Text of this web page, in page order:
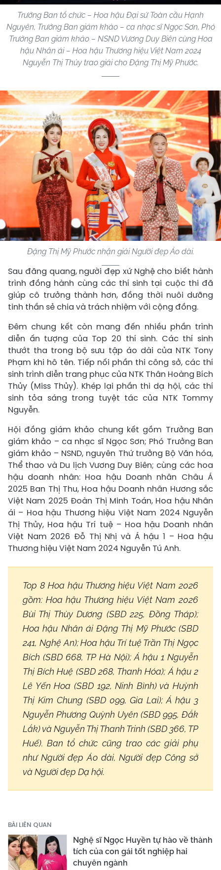
Trưởng Ban tổ chức – Hoa hậu Đại sứ Toàn cầu Hạnh
Nguyên, Trưởng Ban giám khảo – ca nhạc sĩ Ngọc Sơn, Phó
Trưởng Ban giám khảo – NSND Vương Duy Biên cùng Hoa
hậu Nhân ái – Hoa hậu Thương hiệu Việt Nam 2024
Nguyễn Thị Thủy trao giải cho Đặng Thị Mỹ Phước.
Đặng Thị Mỹ Phước nhận giải Người đẹp Áo dài.
Sau đăng quang, người đẹp xứ Nghệ cho biết hành
trình đồng hành cùng các thí sinh tại cuộc thi đã
giúp cô trưởng thành hơn, đồng thời nuôi dưỡng
tinh thần sẻ chia và trách nhiệm với cộng đồng.
Đêm chung kết còn mang đến nhiều phần trình
diễn ấn tượng của Top 20 thí sinh. Các thí sinh
thướt tha trong bộ sưu tập áo dài của NTK Tony
Phạm khi hô tên. Tiếp nối phần thi công sở, các thí
sinh trình diễn trang phục của NTK Thân Hoàng Bích
Thủy (Miss Thủy). Khép lại phần thi dạ hội, các thí
sinh tỏa sáng trong tuyệt tác của NTK Tommy
Nguyễn.
Hội đồng giám khảo chung kết gồm Trưởng Ban
giám khảo – ca nhạc sĩ Ngọc Sơn; Phó Trưởng Ban
giám khảo – NSND, nguyên Thứ trưởng Bộ Văn hóa,
Thể thao và Du lịch Vương Duy Biên; cùng các hoa
hậu doanh nhân: Hoa hậu Doanh nhân Châu Á
2025 Ban Thị Thu, Hoa hậu Doanh nhân Hương sắc
Việt Nam 2025 Đoàn Thị Minh Toán, Hoa hậu Nhân
ái – Hoa hậu Thương hiệu Việt Nam 2024 Nguyễn
Thị Thủy, Hoa hậu Trí tuệ – Hoa hậu Doanh nhân
Việt Nam 2026 Đỗ Thị Nhị và Á hậu 1 – Hoa hậu
Thương hiệu Việt Nam 2024 Nguyễn Tú Anh.
Top 8 Hoa hậu Thương hiệu Việt Nam 2026
gồm: Hoa hậu Thương hiệu Việt Nam 2026
Bùi Thị Thùy Dương (SBD 225, Đồng Tháp);
Hoa hậu Nhân ái Đặng Thị Mỹ Phước (SBD
241, Nghệ An); Hoa hậu Trí tuệ Trần Thị Ngọc
Bích (SBD 668, TP Hà Nội); Á hậu 1 Nguyễn
Thị Bích Huệ (SBD 268, Thanh Hóa); Á hậu 2
Lê Yến Hoa (SBD 192, Ninh Bình) và Huỳnh
Thị Kim Chung (SBD 099, Gia Lai); Á hậu 3
Nguyễn Phương Quỳnh Uyên (SBD 995, Đắk
Lắk) và Nguyễn Thị Thanh Trinh (SBD 366, TP
Huế). Ban tổ chức cũng trao các giải phụ
như Người đẹp Áo dài, Người đẹp Công sở
và Người đẹp Dạ hội.
BÀI LIÊN QUAN
Nghệ sĩ Ngọc Huyền tự hào về thành
tích của con gái tốt nghiệp hai
chuyên ngành